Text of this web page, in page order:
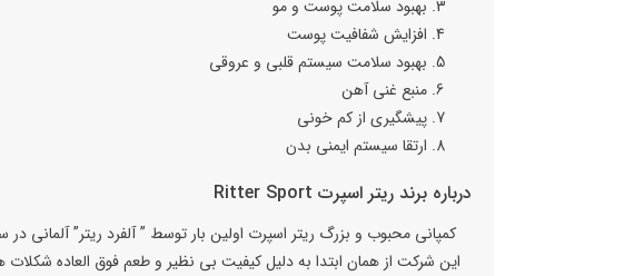
بهبود سلامت پوست و مو
افزایش شفافیت پوست
بهبود سلامت سیستم قلبی و عروقی
منبع غنی آهن
پیشگیری از کم خونی
ارتقا سیستم ایمنی بدن
درباره برند ریتر اسپرت Ritter Sport
این شرکت از همان ابتدا به دلیل کیفیت بی نظیر و طعم فوق العاده شکلات